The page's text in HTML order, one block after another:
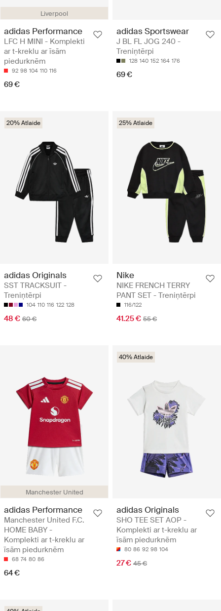
Liverpool
adidas Performance
LFC H MINI - Komplekti
ar t-kreklu ar īsām
piedurknēm
92 98 104 110 116
69 €
adidas Sportswear
J BL FL JOG 240 -
Treniņtērpi
128 140 152 164 176
69 €
20% Atlaide
adidas Originals
SST TRACKSUIT -
Treniņtērpi
104 110 116 122 128
48 € 60 €
25% Atlaide
Nike
NIKE FRENCH TERRY
PANT SET - Treniņtērpi
116/122
41.25 € 55 €
Manchester United
adidas Performance
Manchester United F.C.
HOME BABY -
Komplekti ar t-kreklu ar
īsām piedurknēm
68 74 80 86
64 €
40% Atlaide
adidas Originals
SHO TEE SET AOP -
Komplekti ar t-kreklu ar
īsām piedurknēm
80 86 92 98 104
27 € 45 €